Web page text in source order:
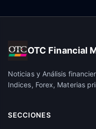
OTC Financial
Noticias y Análisis
Indices, Forex, Materias
SECCIONES